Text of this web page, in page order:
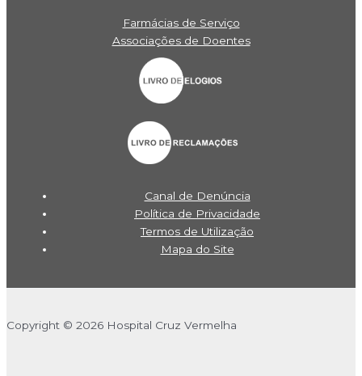
Farmácias de Serviço
Associações de Doentes
Canal de Denúncia
Política de Privacidade
Termos de Utilização
Mapa do Site
Copyright © 2026 Hospital Cruz Vermelha